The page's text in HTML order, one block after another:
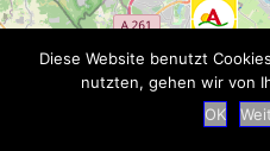
Diese Website benutzt
nutzten, gehen wir von
OK